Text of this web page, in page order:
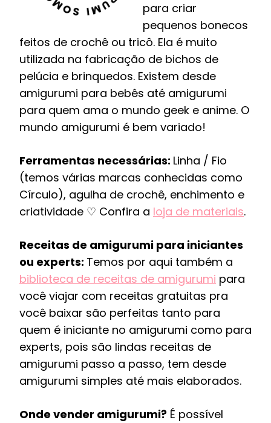
para criar
pequenos bonecos
feitos de crochê ou tricô. Ela é muito
utilizada na fabricação de bichos de
pelúcia e brinquedos. Existem desde
amigurumi para bebês até amigurumi
para quem ama o mundo geek e anime. O
mundo amigurumi é bem variado!
Ferramentas necessárias: Linha / Fio
(temos várias marcas conhecidas como
Círculo), agulha de crochê, enchimento e
criatividade ♡ Confira a loja de materiais.
Receitas de amigurumi para iniciantes
ou experts: Temos por aqui também a
biblioteca de receitas de amigurumi para
você viajar com receitas gratuitas pra
você baixar são perfeitas tanto para
quem é iniciante no amigurumi como para
experts, pois são lindas receitas de
amigurumi passo a passo, tem desde
amigurumi simples até mais elaborados.
Onde vender amigurumi? É possível